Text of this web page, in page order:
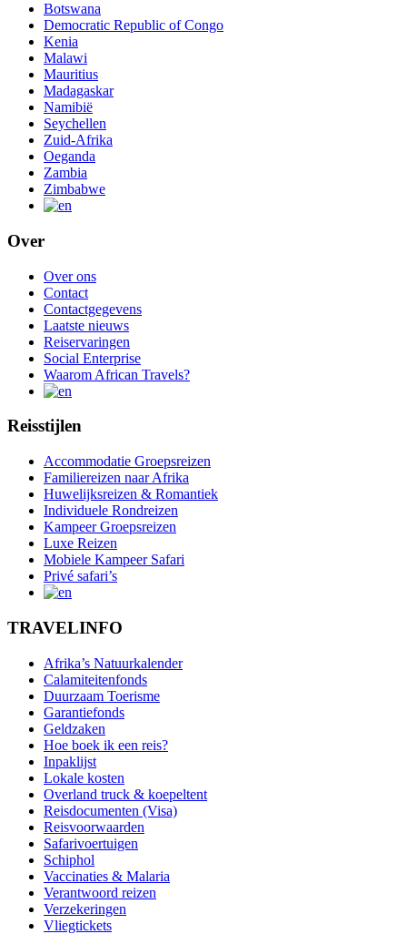
Botswana
Democratic Republic of Congo
Kenia
Malawi
Mauritius
Madagaskar
Namibië
Seychellen
Zuid-Afrika
Oeganda
Zambia
Zimbabwe
Over
Over ons
Contact
Contactgegevens
Laatste nieuws
Reiservaringen
Social Enterprise
Waarom African Travels?
Reisstijlen
Accommodatie Groepsreizen
Familiereizen naar Afrika
Huwelijksreizen & Romantiek
Individuele Rondreizen
Kampeer Groepsreizen
Luxe Reizen
Mobiele Kampeer Safari
Privé safari’s
TRAVELINFO
Afrika’s Natuurkalender
Calamiteitenfonds
Duurzaam Toerisme
Garantiefonds
Geldzaken
Hoe boek ik een reis?
Inpaklijst
Lokale kosten
Overland truck & koepeltent
Reisdocumenten (Visa)
Reisvoorwaarden
Safarivoertuigen
Schiphol
Vaccinaties & Malaria
Verantwoord reizen
Verzekeringen
Vliegtickets